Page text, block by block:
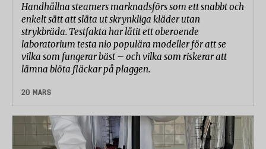
Handhållna steamers marknadsförs som ett snabbt och
enkelt sätt att släta ut skrynkliga kläder utan
strykbräda. Testfakta har låtit ett oberoende
laboratorium testa nio populära modeller för att se
vilka som fungerar bäst – och vilka som riskerar att
lämna blöta fläckar på plaggen.
20 MARS